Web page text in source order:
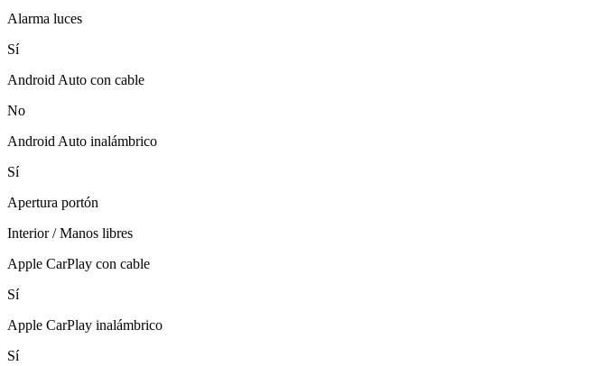
Alarma luces
Sí
Android Auto con cable
No
Android Auto inalámbrico
Sí
Apertura portón
Interior / Manos libres
Apple CarPlay con cable
Sí
Apple CarPlay inalámbrico
Sí